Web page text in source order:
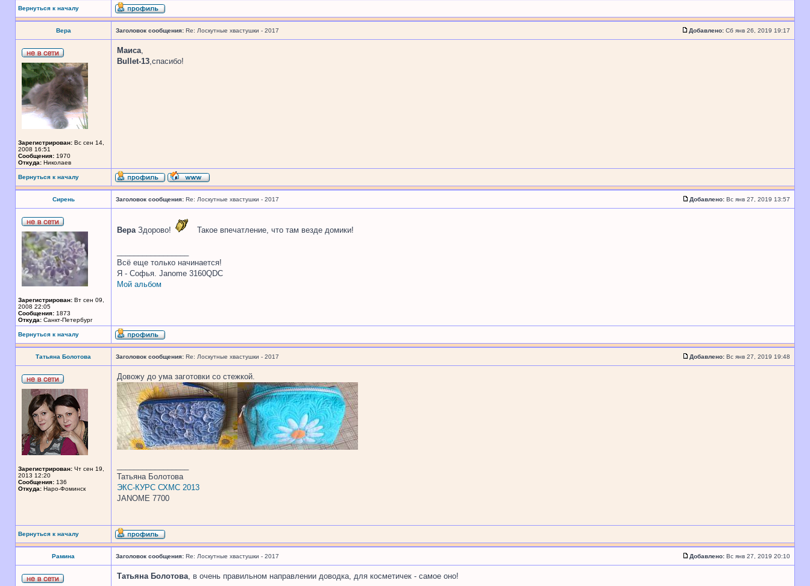
Вернуться к началу
Вера Заголовок сообщения: Re: Лоскутные хвастушки - 2017 Добавлено: Сб янв 26, 2019 19:17
Зарегистрирован: Вс сен 14,
2008 16:51
Сообщения: 1970
Откуда: Николаев
Маиса,
Bullet-13,спасибо!
Вернуться к началу
Сирень Заголовок сообщения: Re: Лоскутные хвастушки - 2017 Добавлено: Вс янв 27, 2019 13:57
Зарегистрирован: Вт сен 09,
2008 22:05
Сообщения: 1873
Откуда: Санкт-Петербург
ВераЗдорово! Такое впечатление, что там везде домики!
Всё еще только начинается!
Я - Софья. Janome 3160QDC
Мой альбом
Вернуться к началу
Татьяна Болотова Заголовок сообщения: Re: Лоскутные хвастушки - 2017 Добавлено: Вс янв 27, 2019 19:48
Зарегистрирован: Чт сен 19,
2013 12:20
Сообщения: 136
Откуда: Наро-Фоминск
Довожу до ума заготовки со стежкой.
Татьяна Болотова
ЭКС-КУРС СХМС 2013
JANOME 7700
Вернуться к началу
Рамина Заголовок сообщения: Re: Лоскутные хвастушки - 2017 Добавлено: Вс янв 27, 2019 20:10
Татьяна Болотова, в очень правильном направлении доводка, для косметичек - самое оно!